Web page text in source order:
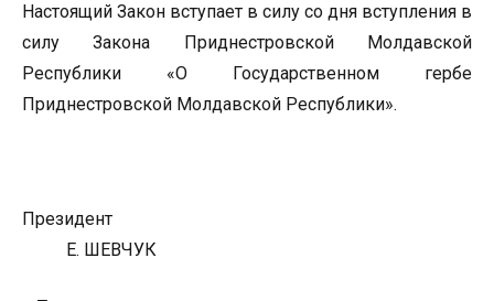
Настоящий Закон вступает в силу со дня вступления в
силу Закона Приднестровской Молдавской
Республики «О Государственном гербе
Приднестровской Молдавской Республики».
Президент
Е. ШЕВЧУК